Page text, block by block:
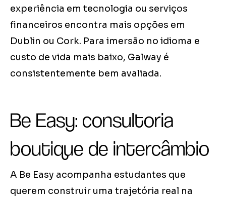
experiência em tecnologia ou serviços
financeiros encontra mais opções em
Dublin ou Cork. Para imersão no idioma e
custo de vida mais baixo, Galway é
consistentemente bem avaliada.
Be Easy: consultoria
boutique de intercâmbio
A Be Easy acompanha estudantes que
querem construir uma trajetória real na